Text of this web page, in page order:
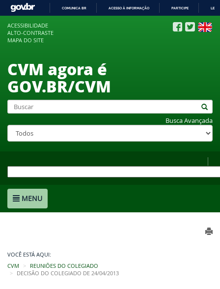
COMUNICA BR ACESSO À INFORMAÇÃO PARTICIPE
ACESSIBILIDADE
ALTO-CONTRASTE
MAPA DO SITE
CVM agora é
GOV.BR/CVM
Busca Avançada
MENU
VOCÊ ESTÁ AQUI:
CVM
REUNIÕES DO COLEGIADO
DECISÃO DO COLEGIADO DE 24/04/2013